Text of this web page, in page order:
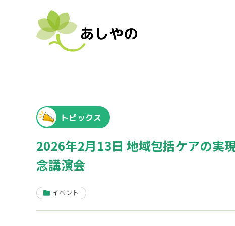
トピックス
2026年2月13日 地域包括ケアの実
念講演会
イベント